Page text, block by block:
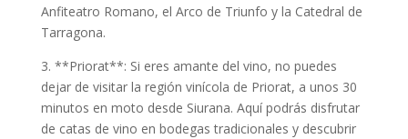
Anfiteatro Romano, el Arco de Triunfo y la Catedral de
Tarragona.
3. **Priorat**: Si eres amante del vino, no puedes
dejar de visitar la región vinícola de Priorat, a unos 30
minutos en moto desde Siurana. Aquí podrás disfrutar
de catas de vino en bodegas tradicionales y descubrir